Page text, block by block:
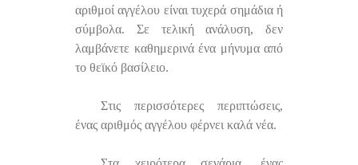
αριθμοί αγγέλου είναι τυχερά σημάδια ή
σύμβολα. Σε τελική ανάλυση, δεν
λαμβάνετε καθημερινά ένα μήνυμα από
το θεϊκό βασίλειο.
Στις περισσότερες περιπτώσεις,
ένας αριθμός αγγέλου φέρνει καλά νέα.